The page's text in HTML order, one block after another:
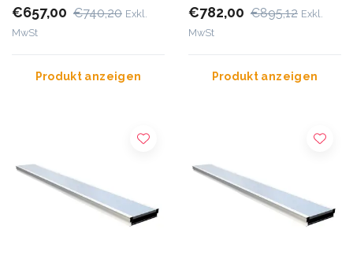
€657,00 €740,20 Exkl.
MwSt
Produkt anzeigen
€782,00 €895,12 Exkl.
MwSt
Produkt anzeigen